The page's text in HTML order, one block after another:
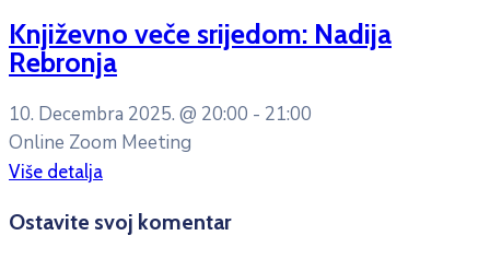
Književno veče srijedom: Nadija
Rebronja
10. Decembra 2025. @ 20:00 - 21:00
Online Zoom Meeting
Više detalja
Ostavite svoj komentar